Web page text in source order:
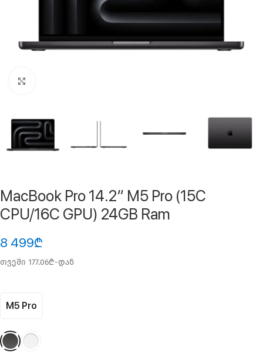
MacBook Pro 14.2″ M5 Pro (15C
CPU/16C GPU) 24GB Ram
8 499₾
თვეში 177.06₾-დან
M5 Pro